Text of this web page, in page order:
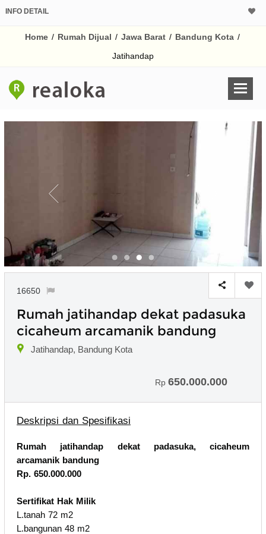
INFO DETAIL
Home / Rumah Dijual / Jawa Barat / Bandung Kota /
Jatihandap
16650
Rumah jatihandap dekat padasuka
cicaheum arcamanik bandung
Jatihandap, Bandung Kota
Rp 650.000.000
Deskripsi dan Spesifikasi
Rumah jatihandap dekat padasuka, cicaheum
arcamanik bandung
Rp. 650.000.000
Sertifikat Hak Milik
L.tanah 72 m2
L.bangunan 48 m2
Harga Rp
% /th
Untuk hasil simulasi
pada kotak-
Simpan